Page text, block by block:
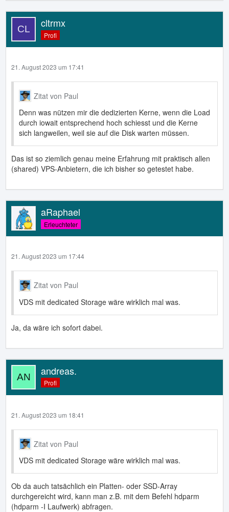
cltrmx
Profi
21. August 2023 um 17:41
Zitat von Paul
Denn was nützen mir die dedizierten Kerne, wenn die Load
durch iowait entsprechend hoch schiesst und die Kerne
sich langweilen, weil sie auf die Disk warten müssen.
Das ist so ziemlich genau meine Erfahrung mit praktisch allen
(shared) VPS-Anbietern, die ich bisher so getestet habe.
aRaphael
Erleuchteter
21. August 2023 um 17:44
Zitat von Paul
VDS mit dedicated Storage wäre wirklich mal was.
Ja, da wäre ich sofort dabei.
andreas.
Profi
21. August 2023 um 18:41
Zitat von Paul
VDS mit dedicated Storage wäre wirklich mal was.
Ob da auch tatsächlich ein Platten- oder SSD-Array
durchgereicht wird, kann man z.B. mit dem Befehl hdparm
(hdparm -I Laufwerk) abfragen.